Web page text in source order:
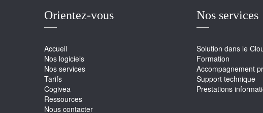
Orientez-vous
Accueil
Nos logiciels
Nos services
Tarifs
Cogivea
Ressources
Nous contacter
Nos services
Solution dans le
Formation
Accompagnement
Support technique
Prestations